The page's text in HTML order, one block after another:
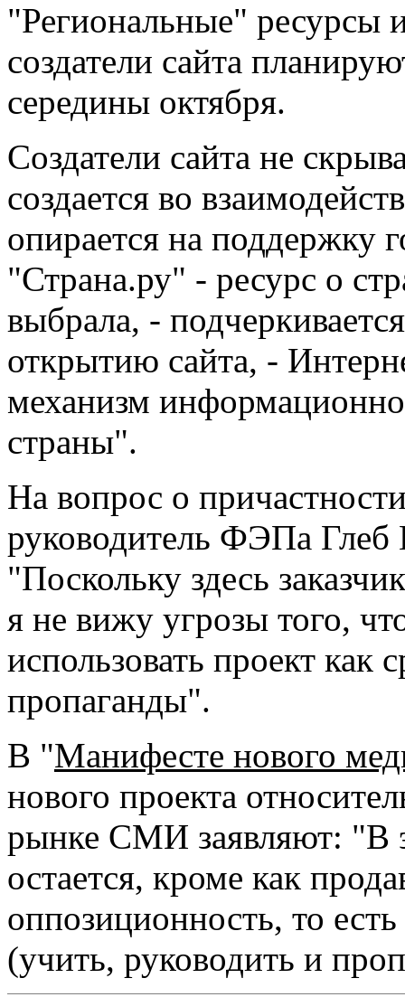
"Региональные" ресурсы
создатели сайта
середины октября.
Создатели сайта не
создается во
опирается на поддержку
"Страна.ру" - ресурс о
выбрала, -
открытию сайта, -
механизм
страны".
На вопрос о
руководитель ФЭПа Глеб
"Поскольку здесь
я не вижу угрозы того,
использовать проект как
пропаганды".
В "Манифесте нового
нового проекта
рынке СМИ заявляют: "В
остается, кроме как
оппозиционность, то
(учить, руководить и